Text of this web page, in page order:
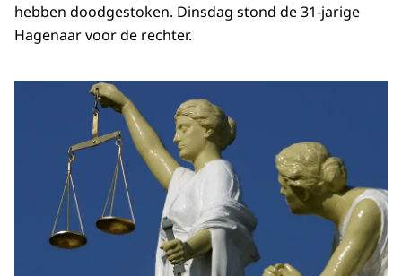
hebben doodgestoken. Dinsdag stond de 31-jarige
Hagenaar voor de rechter.